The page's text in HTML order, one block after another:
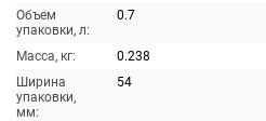
Объем
упаковки, л:
0.7
Масса, кг:
0.238
Ширина
упаковки,
мм:
54